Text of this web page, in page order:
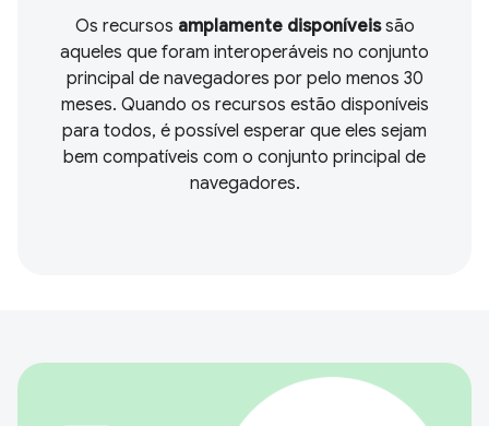
Os recursos amplamente disponíveissão
aqueles que foram interoperáveis no conjunto
principal de navegadores por pelo menos 30
meses. Quando os recursos estão disponíveis
para todos, é possível esperar que eles sejam
bem compatíveis com o conjunto principal de
navegadores.